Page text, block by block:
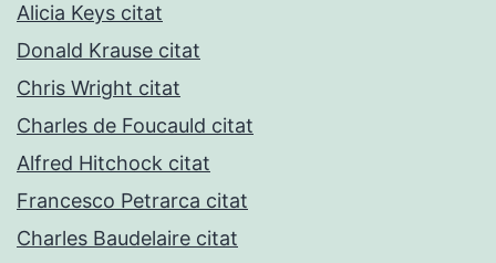
Alicia Keys citat
Donald Krause citat
Chris Wright citat
Charles de Foucauld citat
Alfred Hitchock citat
Francesco Petrarca citat
Charles Baudelaire citat